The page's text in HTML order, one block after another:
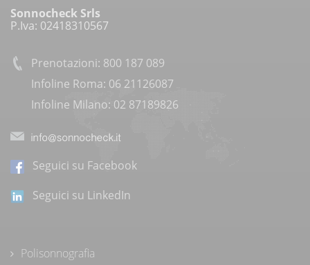
Sonnocheck Srls
P.Iva: 02418310567
Prenotazioni: 800 187 089
Infoline Roma: 06 21126087
Infoline Milano: 02 87189826
Seguici su Facebook
Seguici su LinkedIn
Polisonnografia